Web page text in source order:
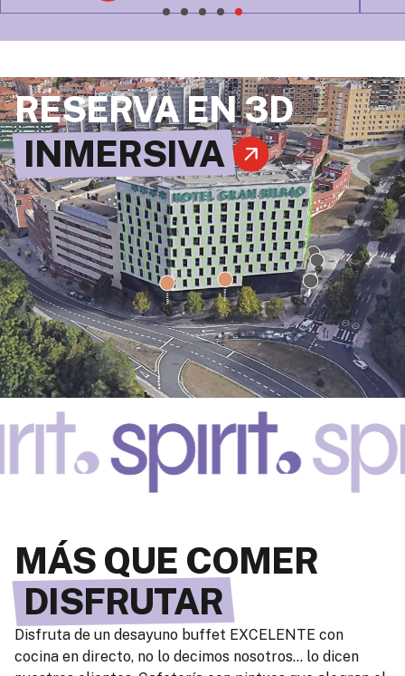
RESERVA EN 3D
INMERSIVA
MÁS QUE COMER
DISFRUTAR
Disfruta de un desayuno buffet EXCELENTE con
cocina en directo, no lo decimos nosotros… lo dicen